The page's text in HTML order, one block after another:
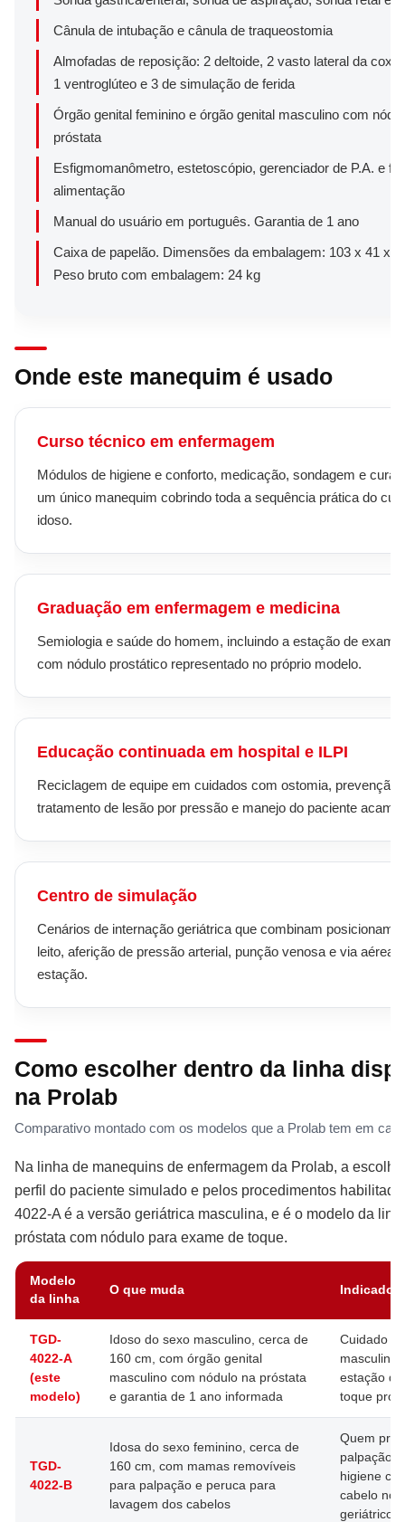
Cânula de intubação e cânula de traqueostomia
Almofadas de reposição: 2 deltoide, 2 vasto lateral da
1 ventroglúteo e 3 de simulação de ferida
Órgão genital feminino e órgão genital masculino com
próstata
Esfigmomanômetro, estetoscópio, gerenciador de P.A. e
alimentação
Manual do usuário em português. Garantia de 1 ano
Caixa de papelão. Dimensões da embalagem: 103 x 41 x
Peso bruto com embalagem: 24 kg
Onde este manequim é usado
Curso técnico em enfermagem
Módulos de higiene e conforto, medicação, sondagem e
um único manequim cobrindo toda a sequência prática do
idoso.
Graduação em enfermagem e medicina
Semiologia e saúde do homem, incluindo a estação de
com nódulo prostático representado no próprio modelo.
Educação continuada em hospital e ILPI
Reciclagem de equipe em cuidados com ostomia, prevenção
tratamento de lesão por pressão e manejo do paciente
Centro de simulação
Cenários de internação geriátrica que combinam
leito, aferição de pressão arterial, punção venosa e via aérea
estação.
Como escolher dentro da linha
na Prolab
Comparativo montado com os modelos que a Prolab tem em
Na linha de manequins de enfermagem da Prolab, a
perfil do paciente simulado e pelos procedimentos
4022-A é a versão geriátrica masculina, e é o modelo da
próstata com nódulo para exame de toque.
Modelo
da linha
O que muda Indicado
TGD-
4022-A
(este
modelo)
Idoso do sexo masculino, cerca de
160 cm, com órgão genital
masculino com nódulo na próstata
e garantia de 1 ano informada
Cuidado
masculino,
estação
toque
TGD-
4022-B
Idosa do sexo feminino, cerca de
160 cm, com mamas removíveis
para palpação e peruca para
lavagem dos cabelos
Quem
palpação
higiene
cabelo no
geriátrico